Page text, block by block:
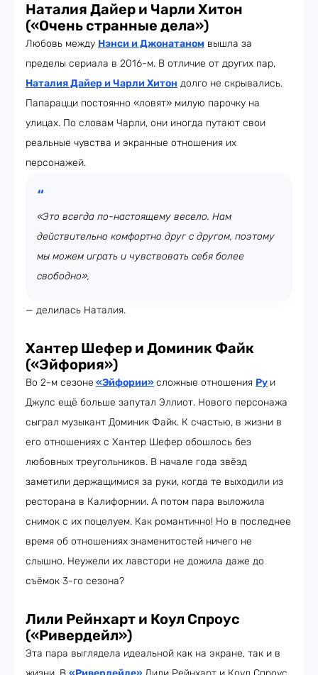
Наталия Дайер и Чарли Хитон
(«Очень странные дела»)
Любовь между Нэнси и Джонатаном вышла за
пределы сериала в 2016-м. В отличие от других пар,
Наталия Дайер и Чарли Хитон долго не скрывались.
Папарацци постоянно «ловят» милую парочку на
улицах. По словам Чарли, они иногда путают свои
реальные чувства и экранные отношения их
персонажей.
«Это всегда по-настоящему весело. Нам
действительно комфортно друг с другом, поэтому
мы можем играть и чувствовать себя более
свободно»,
— делилась Наталия.
Хантер Шефер и Доминик Файк
(«Эйфория»)
Во 2-м сезоне «Эйфории»сложные отношения Ру и
Джулс ещё больше запутал Эллиот. Нового персонажа
сыграл музыкант Доминик Файк. К счастью, в жизни в
его отношениях с Хантер Шефер обошлось без
любовных треугольников. В начале года звёзд
заметили держащимися за руки, когда те выходили из
ресторана в Калифорнии. А потом пара выложила
снимок с их поцелуем. Как романтично! Но в последнее
время об отношениях знаменитостей ничего не
слышно. Неужели их лавстори не дожила даже до
съёмок 3-го сезона?
Лили Рейнхарт и Коул Спроус
(«Ривердейл»)
Эта пара выглядела идеальной как на экране, так и в